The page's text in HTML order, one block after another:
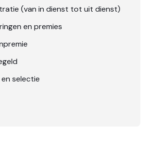
(van in dienst tot uit dienst)
en premies
selectie